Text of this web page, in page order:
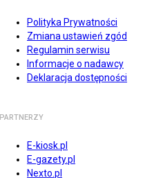
Polityka Prywatności
Zmiana ustawień zgód
Regulamin serwisu
Informacje o nadawcy
Deklaracja dostępności
PARTNERZY
E-kiosk.pl
E-gazety.pl
Nexto.pl